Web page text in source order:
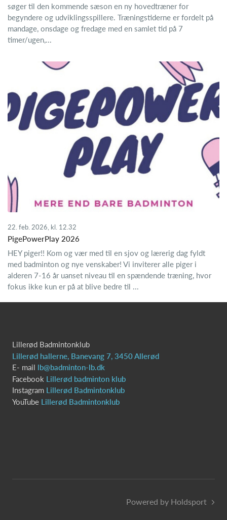
søger til den kommende sæson en ny hovedtræner for
begyndere og udviklingsspillere. Træningstiderne er fordelt på
mandage, onsdage og fredage med en samlet tid på 7
timer/ugen,...
22. feb. 2026, kl. 12.32
PigePowerPlay 2026
HEY piger!! Kom og vær med til en sjov og lærerig dag fyldt
med badminton og nye venskaber! Vi inviterer alle piger i
alderen 7-16 år uanset niveau til en spændende træning, hvor
fokus ikke kun er på at blive bedre til ...
Lillerød Badmintonklub
Lillerød hallerne, Banevang 7, 3450 Allerød
E- mail lb@badminton-lb.dk
Facebook Lillerød badminton klub
Instagram Lillerød Badmintonklub
YouTube Lillerød Badmintonklub
Powered by Holdsport